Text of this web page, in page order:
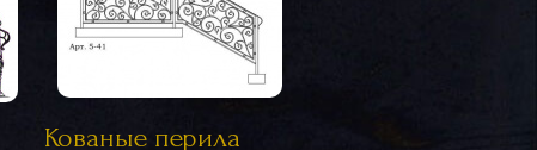
Кованые перила